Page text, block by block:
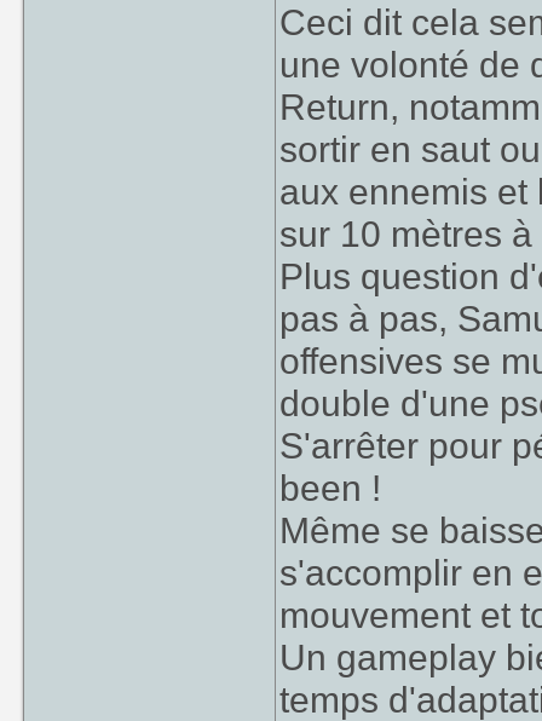
Ceci dit cela
une volonté de
Return,
sortir en saut
aux ennemis et
sur 10 mètres
Plus question
pas à pas,
offensives se
double d'une
S'arrêter pour
been !
Même se
s'accomplir en
mouvement et
Un gameplay
temps